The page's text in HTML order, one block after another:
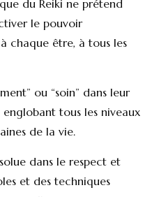
du Reiki ne prétend
le pouvoir
chaque être, à tous les
ou “soin” dans leur
tous les niveaux
de la vie.
dans le respect et
et des techniques